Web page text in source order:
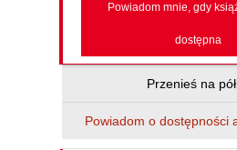
Powiadom mnie, gdy
dostępna
Przenieś na
Powiadom o dostępności